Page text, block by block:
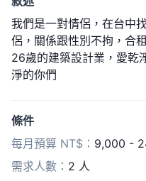
我們是一對情侶，在台中
侶，關係跟性別不拘，合
26歲的建築設計業，愛乾
淨的你們
條件
每月預算 NT$： 9,000 -
需求人數： 2 人